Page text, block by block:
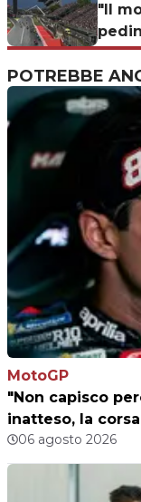
"Il
POTREBBE
MotoGP
"Non capisco
inatteso, la
06 agosto 2026